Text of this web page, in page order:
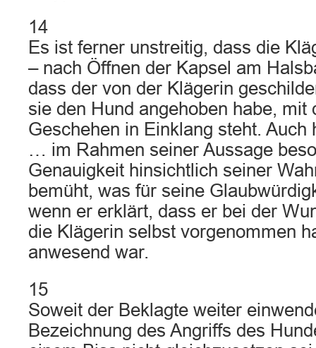
14
Es ist ferner unstreitig, dass die
– nach Öffnen der Kapsel am
dass der von der Klägerin
sie den Hund angehoben habe, mit
Geschehen in Einklang steht. Auch
… im Rahmen seiner Aussage
Genauigkeit hinsichtlich seiner
bemüht, was für seine
wenn er erklärt, dass er bei der
die Klägerin selbst vorgenommen
anwesend war.
15
Soweit der Beklagte weiter
Bezeichnung des Angriffs des